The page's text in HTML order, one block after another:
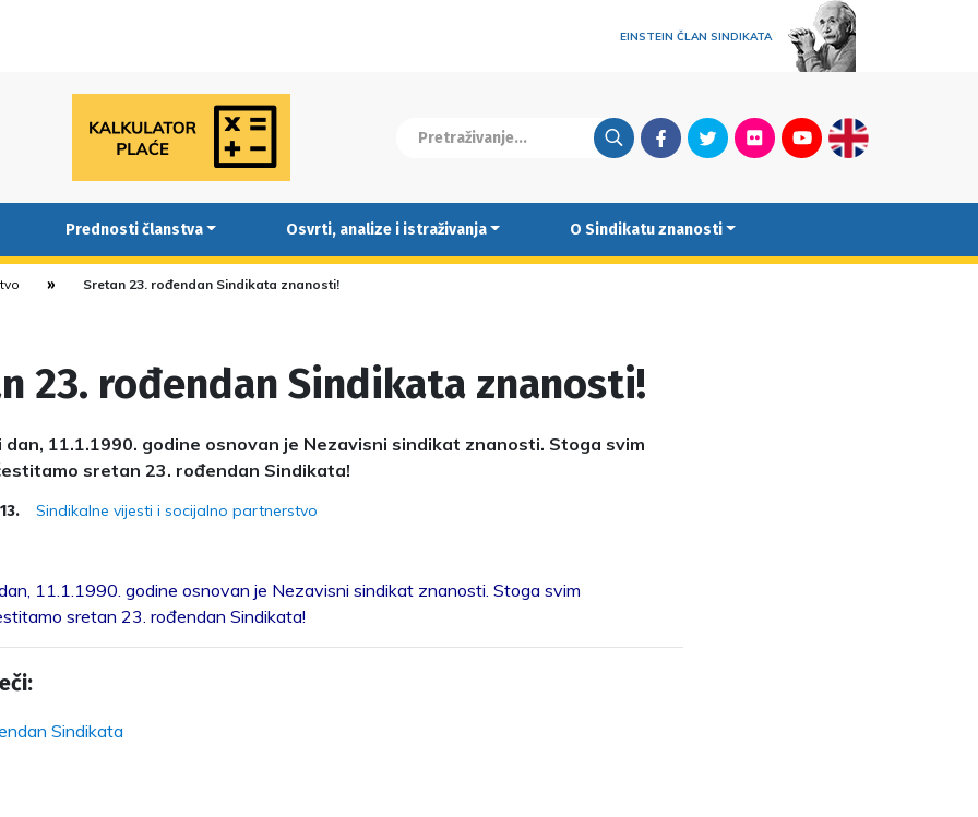
EINSTEIN ČLAN SINDIKATA
FacebookTwitterFlickrYoutubeEnglish
Prednosti članstva Osvrti, analize i istraživanja O Sindikatu znanosti
Sretan 23. rođendan Sindikata znanosti!
23. rođendan Sindikata znanosti!
dan, 11.1.1990. godine osnovan je Nezavisni sindikat znanosti. Stoga svim
sretan 23. rođendan Sindikata!
Sindikalne vijesti i socijalno partnerstvo
11.1.1990. godine osnovan je Nezavisni sindikat znanosti. Stoga svim
sretan 23. rođendan Sindikata!
Sindikata